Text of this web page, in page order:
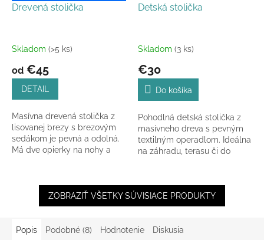
Drevená stolička
Skladom (>5 ks)
od €45
DETAIL
Masívna drevená stolička z
lisovanej brezy s brezovým
sedákom je pevná a odolná.
Má dve opierky na nohy a
nezmontovanom...
Detská stolička
Skladom (3 ks)
€30
Do košíka
Pohodlná detská stolička z
masívneho dreva s pevným
textilným operadlom. Ideálna
na záhradu, terasu či do
ZOBRAZIŤ VŠETKY SÚVISIACE PRODUKTY
Popis Podobné (8) Hodnotenie Diskusia